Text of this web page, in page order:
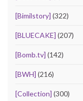
[Bimilstory] (322)
[BLUECAKE] (207)
[Bomb.tv] (142)
[BWH] (216)
[Collection] (300)